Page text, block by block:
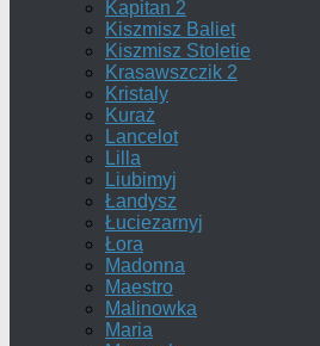
Kapitan 2
Kiszmisz Baliet
Kiszmisz Stoletie
Krasawszczik 2
Kristaly
Kuraż
Lancelot
Lilla
Liubimyj
Łandysz
Łuciezarnyj
Łora
Madonna
Maestro
Malinowka
Maria